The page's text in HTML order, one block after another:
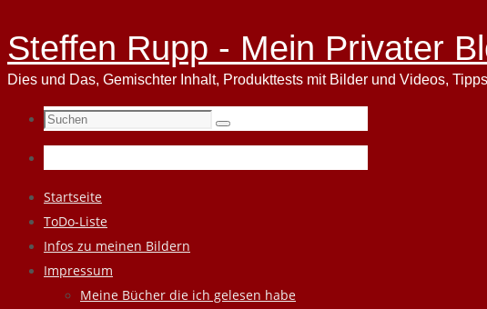
Steffen Rupp - Mein Privater
Dies und Das, Gemischter Inhalt, Produkttests mit Bilder und Videos,
Suchen
nach:
Suchen
Zum
Inhalt
springen
Startseite
ToDo-Liste
Infos zu meinen Bildern
Impressum
Meine Bücher die ich gelesen habe